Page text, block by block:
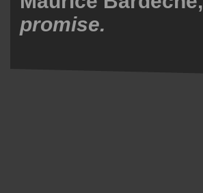
promise.